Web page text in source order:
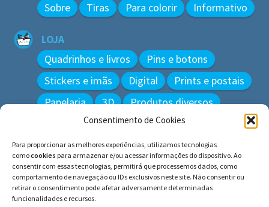
Consentimento de Cookies
Para proporcionar as melhores experiências, utilizamos tecnologias
comocookies para armazenar e/ou acessar informações do dispositivo. Ao
consentir com essas tecnologias, permitirá que processemos dados, como
comportamento de navegação ou IDs exclusivos neste site. Não consentir ou
retirar o consentimento pode afetar adversamente determinadas
funcionalidades e recursos.
Sobre
Tiras Para colorir Informativo
LOJA
Quadrinhos e livros
Pins e botons
Stickers e imãs
Digital
Prints e postais
Papelaria
3D Produtos diversos
Pesquisar
por: